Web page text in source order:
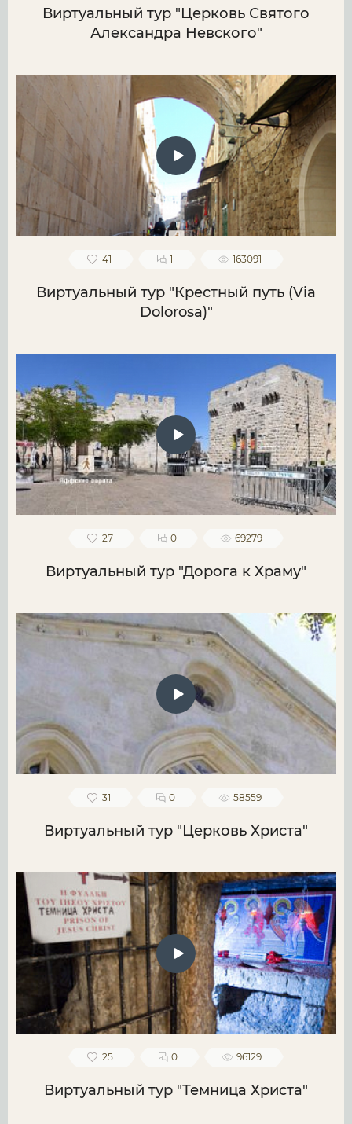
Виртуальный тур "Церковь Святого
Александра Невского"
41 1 163091
Виртуальный тур "Крестный путь (Via
Dolorosa)"
27 0 69279
Виртуальный тур "Дорога к Храму"
31 0 58559
Виртуальный тур "Церковь Христа"
25 0 96129
Виртуальный тур "Темница Христа"